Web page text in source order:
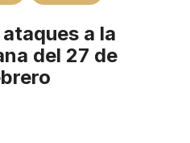
a la
del 27 de